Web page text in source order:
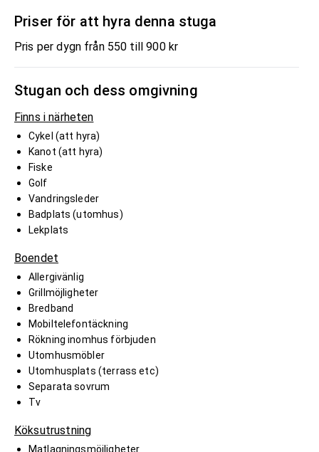
Priser för att hyra denna stuga
Pris per dygn från 550 till 900 kr
Stugan och dess omgivning
Finns i närheten
Cykel (att hyra)
Kanot (att hyra)
Fiske
Golf
Vandringsleder
Badplats (utomhus)
Lekplats
Boendet
Allergivänlig
Grillmöjligheter
Bredband
Mobiltelefontäckning
Rökning inomhus förbjuden
Utomhusmöbler
Utomhusplats (terrass etc)
Separata sovrum
Tv
Köksutrustning
Matlagningsmöjligheter